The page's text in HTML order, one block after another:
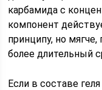
карбамида с
компонент
принципу, но
более длительный
Если в составе